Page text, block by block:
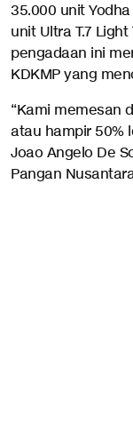
35.000 unit
unit Ultra T.7
pengadaan ini
KDKMP yang
“Kami memesan
atau hampir 50%
Joao Angelo De
Pangan